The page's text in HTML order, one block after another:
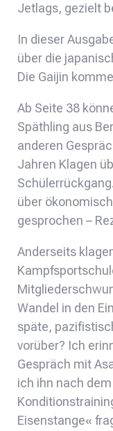
Jetlags, gezielt
In dieser
über die
Die Gaijin
Ab Seite 38
Späthling aus
anderen
Jahren Klagen
über
gesprochen –
Anderseits
Wandel in den
späte,
vorüber? Ich
Gespräch mit
ich ihn nach
Eisenstange«